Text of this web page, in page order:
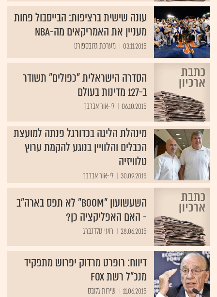
עונה שישית ברציפות: הבייסבול פחות
מעניין את האמריקאים מה-NBA
03.11.2015 מערכת גלובספורט
הסדרה הישראלית "כפולים" תשודר
ב-127 מדינות בעולם
06.10.2015 לי-אור אברבך
מינהלת הליגה בכדורגל פנתה למועצת
הכבלים והלוויין בנוגע להקמת ערוץ
טלוויזיה
30.09.2015 לי-אור אברבך
השעשועון "BOOM" לא תפס בארה"ב
- האם האפליקציה כן?
28.06.2015 רועי גולדנברג
דיווח: רופרט מרדוק יפרוש מתפקיד
מנכ"ל רשת FOX
11.06.2015 שירות גלובס